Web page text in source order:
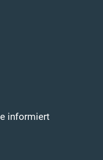
informiert